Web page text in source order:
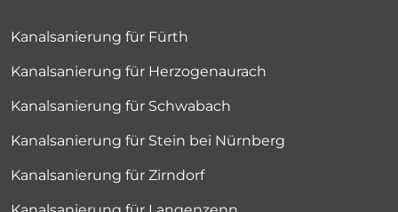
Kanalsanierung für Fürth
Kanalsanierung für Herzogenaurach
Kanalsanierung für Schwabach
Kanalsanierung für Stein bei Nürnberg
Kanalsanierung für Zirndorf